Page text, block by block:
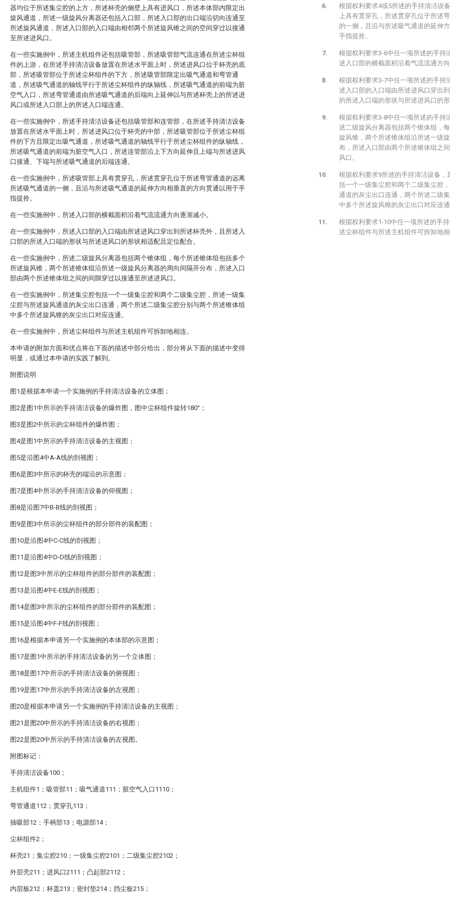
器均位于所述集尘腔的上方，所述杯壳的侧壁上具有进风口，所述本体部内限定出
旋风通道，所述一级旋风分离器还包括入口部，所述入口部的出口端沿切向连通至
所述旋风通道，所述入口部的入口端由相邻两个所述旋风锥之间的空间穿过以接通
至所述进风口。
在一些实施例中，所述主机组件还包括吸管部，所述吸管部气流连通在所述尘杯组
件的上游，在所述手持清洁设备放置在所述水平面上时，所述进风口位于杯壳的底
部，所述吸管部位于所述尘杯组件的下方，所述吸管部限定出吸气通道和弯管通
道，所述吸气通道的轴线平行于所述尘杯组件的纵轴线，所述吸气通道的前端为脏
空气入口，所述弯管通道由所述吸气通道的后端向上延伸以与所述杯壳上的所述进
风口或所述入口部上的所述入口端连通。
在一些实施例中，所述手持清洁设备还包括吸管部和连管部，在所述手持清洁设备
放置在所述水平面上时，所述进风口位于杯壳的中部，所述吸管部位于所述尘杯组
件的下方且限定出吸气通道，所述吸气通道的轴线平行于所述尘杯组件的纵轴线，
所述吸气通道的前端为脏空气入口，所述连管部沿上下方向延伸且上端与所述进风
口接通、下端与所述吸气通道的后端连通。
在一些实施例中，所述吸管部上具有贯穿孔，所述贯穿孔位于所述弯管通道的远离
所述吸气通道的一侧，且沿与所述吸气通道的延伸方向相垂直的方向贯通以用于手
指提拎。
在一些实施例中，所述入口部的横截面积沿着气流流通方向逐渐减小。
在一些实施例中，所述入口部的入口端由所述进风口穿出到所述杯壳外，且所述入
口部的所述入口端的形状与所述进风口的形状相适配且定位配合。
在一些实施例中，所述二级旋风分离器包括两个锥体组，每个所述锥体组包括多个
所述旋风锥，两个所述锥体组沿所述一级旋风分离器的周向间隔开分布，所述入口
部由两个所述锥体组之间的间隙穿过以接通至所述进风口。
在一些实施例中，所述集尘腔包括一个一级集尘腔和两个二级集尘腔，所述一级集
尘腔与所述旋风通道的灰尘出口连通，两个所述二级集尘腔分别与两个所述锥体组
中多个所述旋风锥的灰尘出口对应连通。
在一些实施例中，所述尘杯组件与所述主机组件可拆卸地相连。
本申请的附加方面和优点将在下面的描述中部分给出，部分将从下面的描述中变得
明显，或通过本申请的实践了解到。
附图说明
图1是根据本申请一个实施例的手持清洁设备的立体图；
图2是图1中所示的手持清洁设备的爆炸图，图中尘杯组件旋转180°；
图3是图2中所示的尘杯组件的爆炸图；
图4是图1中所示的手持清洁设备的主视图；
图5是沿图4中A-A线的剖视图；
图6是图3中所示的杯壳的端沿的示意图；
图7是图4中所示的手持清洁设备的仰视图；
图8是沿图7中B-B线的剖视图；
图9是图3中所示的尘杯组件的部分部件的装配图；
图10是沿图4中C-C线的剖视图；
图11是沿图4中D-D线的剖视图；
图12是图3中所示的尘杯组件的部分部件的装配图；
图13是沿图4中E-E线的剖视图；
图14是图3中所示的尘杯组件的部分部件的装配图；
图15是沿图4中F-F线的剖视图；
图16是根据本申请另一个实施例的本体部的示意图；
图17是图1中所示的手持清洁设备的另一个立体图；
图18是图17中所示的手持清洁设备的俯视图；
图19是图17中所示的手持清洁设备的左视图；
图20是根据本申请另一个实施例的手持清洁设备的主视图；
图21是图20中所示的手持清洁设备的右视图；
图22是图20中所示的手持清洁设备的左视图。
附图标记：
手持清洁设备100；
主机组件1；吸管部11；吸气通道111；脏空气入口1110；
弯管通道112；贯穿孔113；
抽吸部12；手柄部13；电源部14；
尘杯组件2；
杯壳21；集尘腔210；一级集尘腔2101；二级集尘腔2102；
外层壳211；进风口2111；凸起部2112；
内层板212；杯盖213；密封垫214；挡尘板215；
根据权利要求4或5所述的手持清洁设
上具有贯穿孔，所述贯穿孔位于所述
的一侧，且沿与所述吸气通道的延伸
手指提拎。
根据权利要求3-6中任一项所述的手持
述入口部的横截面积沿着气流流通方
根据权利要求3-7中任一项所述的手持
述入口部的入口端由所述进风口穿出
的所述入口端的形状与所述进风口的
根据权利要求3-8中任一项所述的手持
述二级旋风分离器包括两个锥体组，
旋风锥，两个所述锥体组沿所述一级
布，所述入口部由两个所述锥体组之
风口。
根据权利要求9所述的手持清洁设备，
括一个一级集尘腔和两个二级集尘腔
通道的灰尘出口连通，两个所述二级
中多个所述旋风锥的灰尘出口对应连
根据权利要求1-10中任一项所述的手
述尘杯组件与所述主机组件可拆卸地